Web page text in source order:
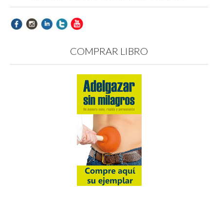
COMPRAR LIBRO